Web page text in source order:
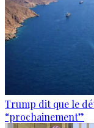
Trump dit que le
“prochainement”